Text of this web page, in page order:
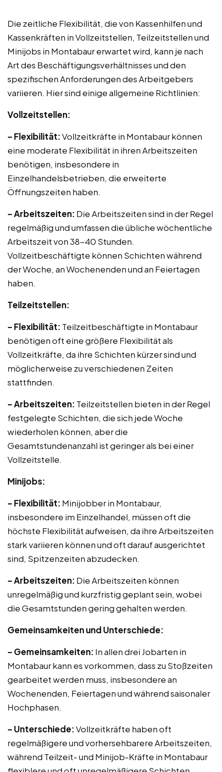
Die zeitliche Flexibilität, die von Kassenhilfen und
Kassenkräften in Vollzeitstellen, Teilzeitstellen und
Minijobs in Montabaur erwartet wird, kann je nach
Art des Beschäftigungsverhältnisses und den
spezifischen Anforderungen des Arbeitgebers
variieren. Hier sind einige allgemeine Richtlinien:
Vollzeitstellen:
– Flexibilität:Vollzeitkräfte in Montabaur können
eine moderate Flexibilität in ihren Arbeitszeiten
benötigen, insbesondere in
Einzelhandelsbetrieben, die erweiterte
Öffnungszeiten haben.
– Arbeitszeiten: Die Arbeitszeiten sind in der Regel
regelmäßig und umfassen die übliche wöchentliche
Arbeitszeit von 38-40 Stunden.
Vollzeitbeschäftigte können Schichten während
der Woche, an Wochenenden und an Feiertagen
haben.
Teilzeitstellen:
– Flexibilität: Teilzeitbeschäftigte in Montabaur
benötigen oft eine größere Flexibilität als
Vollzeitkräfte, da ihre Schichten kürzer sind und
möglicherweise zu verschiedenen Zeiten
stattfinden.
– Arbeitszeiten: Teilzeitstellen bieten in der Regel
festgelegte Schichten, die sich jede Woche
wiederholen können, aber die
Gesamtstundenanzahl ist geringer als bei einer
Vollzeitstelle.
Minijobs:
– Flexibilität: Minijobber in Montabaur,
insbesondere im Einzelhandel, müssen oft die
höchste Flexibilität aufweisen, da ihre Arbeitszeiten
stark variieren können und oft darauf ausgerichtet
sind, Spitzenzeiten abzudecken.
– Arbeitszeiten: Die Arbeitszeiten können
unregelmäßig und kurzfristig geplant sein, wobei
die Gesamtstunden gering gehalten werden.
Gemeinsamkeiten und Unterschiede:
– Gemeinsamkeiten: In allen drei Jobarten in
Montabaur kann es vorkommen, dass zu Stoßzeiten
gearbeitet werden muss, insbesondere an
Wochenenden, Feiertagen und während saisonaler
Hochphasen.
– Unterschiede:Vollzeitkräfte haben oft
regelmäßigere und vorhersehbarere Arbeitszeiten,
während Teilzeit- und Minijob-Kräfte in Montabaur